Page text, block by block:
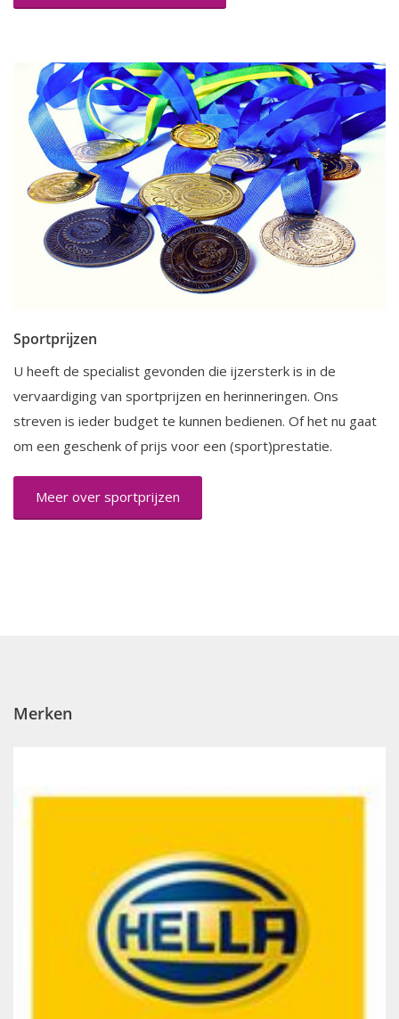
Sportprijzen
U heeft de specialist gevonden die ijzersterk is in de
vervaardiging van sportprijzen en herinneringen. Ons
streven is ieder budget te kunnen bedienen. Of het nu gaat
om een geschenk of prijs voor een (sport)prestatie.
Meer over sportprijzen
Merken